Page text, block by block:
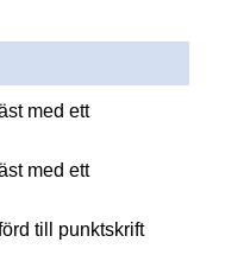
med ett
med ett
till punktskrift